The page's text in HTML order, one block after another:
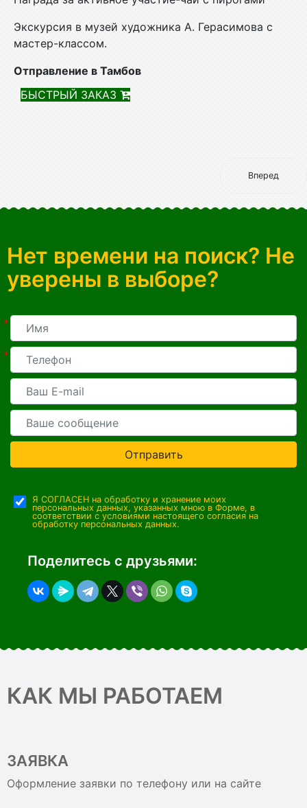
Экскурсия в музей художника А. Герасимова с
мастер-классом.
Отправление в Тамбов
БЫСТРЫЙ ЗАКАЗ
Вперед
Нет времени на поиск? Не
уверены в выборе?
*
*
Отправить
Я СОГЛАСЕН на обработку и хранение моих
персональных данных, указанных мною в Форме, в
соответствии с условиями настоящего согласия на
обработку персональных данных.
Поделитесь с друзьями:
КАК МЫ РАБОТАЕМ
ЗАЯВКА
Оформление заявки по телефону или на сайте